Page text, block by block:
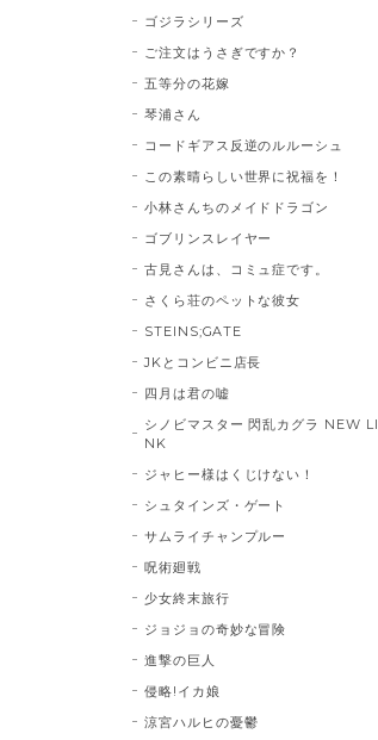
ゴジラシリーズ
ご注文はうさぎですか？
五等分の花嫁
琴浦さん
コードギアス反逆のルルーシュ
この素晴らしい世界に祝福を！
小林さんちのメイドドラゴン
ゴブリンスレイヤー
古見さんは、コミュ症です。
さくら荘のペットな彼女
STEINS;GATE
JKとコンビニ店長
四月は君の嘘
シノビマスター 閃乱カグラ NEW LI
NK
ジャヒー様はくじけない！
シュタインズ・ゲート
サムライチャンプルー
呪術廻戦
少女終末旅行
ジョジョの奇妙な冒険
進撃の巨人
侵略!イカ娘
涼宮ハルヒの憂鬱